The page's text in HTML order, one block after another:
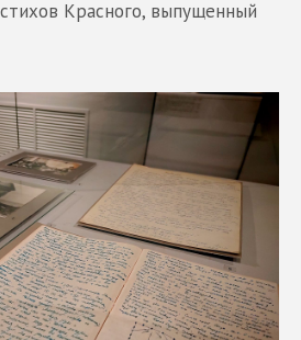
Красного, выпущенный